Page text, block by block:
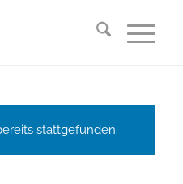
stattgefunden.